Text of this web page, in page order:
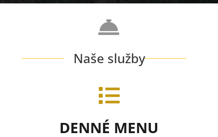

Naše služby

DENNÉ MENU